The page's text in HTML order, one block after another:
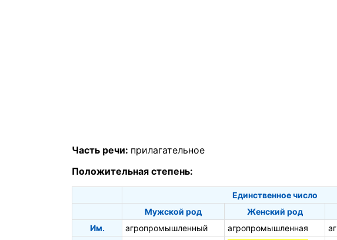
Часть речи: прилагательное
Положительная степень:
Единственное число
Мужской род
Женский род
Им.
агропромышленный агропромышленная